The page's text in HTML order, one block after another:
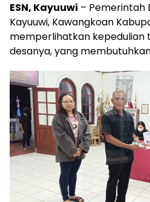
ESN, Kayuuwi – Pemerintah
Kayuuwi, Kawangkoan
memperlihatkan kepedulian
desanya, yang